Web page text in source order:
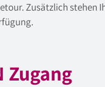
Zusätzlich stehen
Zugang